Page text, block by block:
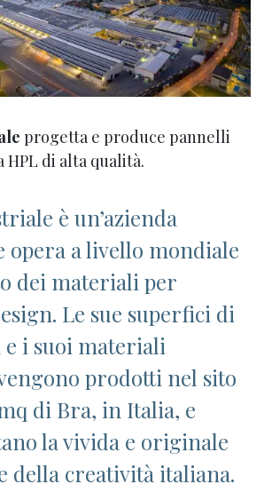
progetta e produce pannelli
HPL di alta qualità.
è un’azienda
opera a livello mondiale
dei materiali per
Le sue superfici di
e i suoi materiali
prodotti nel sito
di Bra, in Italia, e
la vivida e originale
della creatività italiana.